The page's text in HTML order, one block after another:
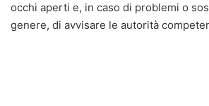
occhi aperti e, in caso di problemi o
genere, di avvisare le autorità